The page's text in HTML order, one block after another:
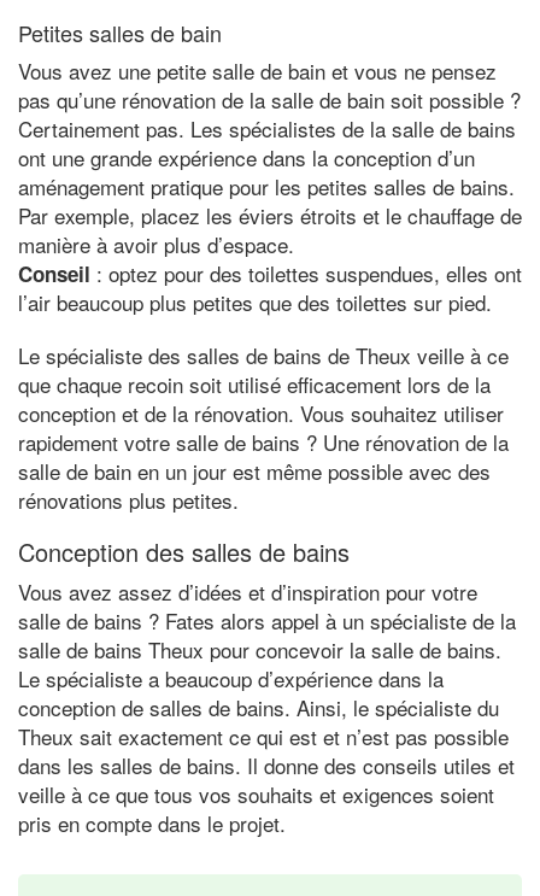
Petites salles de bain
Vous avez une petite salle de bain et vous ne pensez
pas qu’une rénovation de la salle de bain soit possible ?
Certainement pas. Les spécialistes de la salle de bains
ont une grande expérience dans la conception d’un
aménagement pratique pour les petites salles de bains.
Par exemple, placez les éviers étroits et le chauffage de
manière à avoir plus d’espace.
Conseil : optez pour des toilettes suspendues, elles ont
l’air beaucoup plus petites que des toilettes sur pied.
Le spécialiste des salles de bains de Theux veille à ce
que chaque recoin soit utilisé efficacement lors de la
conception et de la rénovation. Vous souhaitez utiliser
rapidement votre salle de bains ? Une rénovation de la
salle de bain en un jour est même possible avec des
rénovations plus petites.
Conception des salles de bains
Vous avez assez d’idées et d’inspiration pour votre
salle de bains ? Fates alors appel à un spécialiste de la
salle de bains Theux pour concevoir la salle de bains.
Le spécialiste a beaucoup d’expérience dans la
conception de salles de bains. Ainsi, le spécialiste du
Theux sait exactement ce qui est et n’est pas possible
dans les salles de bains. Il donne des conseils utiles et
veille à ce que tous vos souhaits et exigences soient
pris en compte dans le projet.